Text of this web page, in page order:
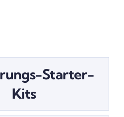
Starter-
Kits